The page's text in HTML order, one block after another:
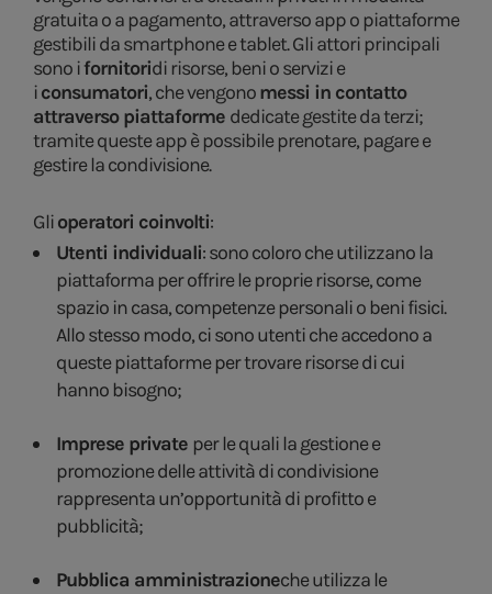
gratuita o a pagamento, attraverso app o piattaforme
gestibili da smartphone e tablet. Gli attori principali
sono ifornitoridi risorse, beni o servizi e
iconsumatori, che vengonomessi in contatto
attraverso piattaforme dedicate gestite da terzi;
tramite queste app è possibile prenotare, pagare e
gestire la condivisione.
Glioperatori coinvolti:
Utenti individuali: sono coloro che utilizzano la
piattaforma per offrire le proprie risorse, come
spazio in casa, competenze personali o beni fisici.
Allo stesso modo, ci sono utenti che accedono a
queste piattaforme per trovare risorse di cui
hanno bisogno;
Imprese private per le quali la gestione e
promozione delle attività di condivisione
rappresenta un’opportunità di profitto e
pubblicità;
Pubblica amministrazioneche utilizza le